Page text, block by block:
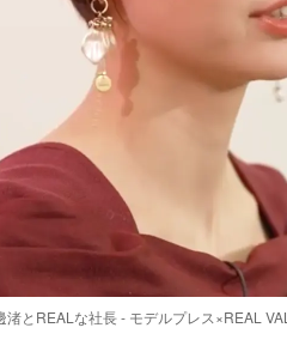
とREALな社長 - モデルプレス×REAL